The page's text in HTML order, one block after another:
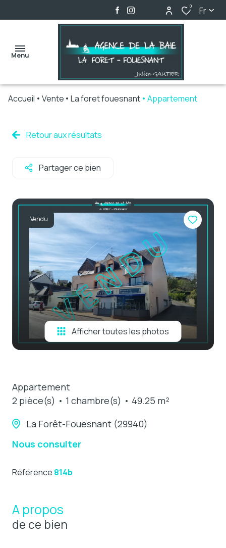
0 Fr
Menu
ventes
e-mail
estimation
contact
Accueil Vente La foret fouesnant Appartement
Retour aux résultats
Partager ce bien
Vendu
Afficher toutes les photos
Appartement
2 pièce(s)
1 chambre(s)
49.25 m²
La Forêt-Fouesnant (29940)
Nous consulter
Référence 814b
A propos
de ce bien